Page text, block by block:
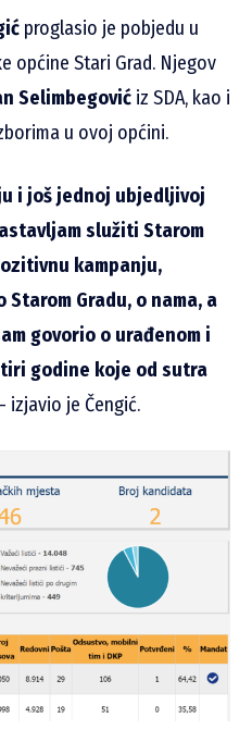
proglasio je pobjedu u
općine Stari Grad. Njegov
Selimbegović iz SDA, kao i
u ovoj općini.
i još jednoj ubjedljivoj
služiti Starom
kampanju,
Gradu, o nama, a
govorio o urađenom i
godine koje od sutra
izjavio je Čengić.